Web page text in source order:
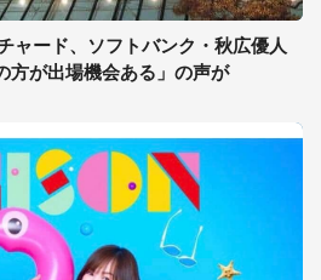
ャード、ソフトバンク・秋広優人
方が出場機会ある」の声が